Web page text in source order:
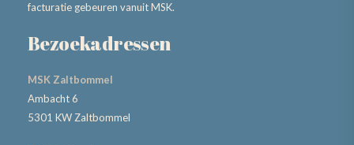
facturatie gebeuren vanuit MSK.
Bezoekadressen
MSK Zaltbommel
Ambacht 6
5301 KW Zaltbommel